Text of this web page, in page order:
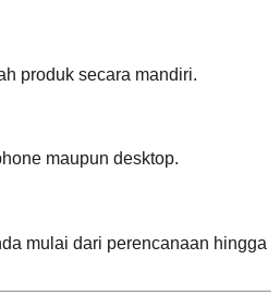
produk secara mandiri.
maupun desktop.
mulai dari perencanaan hingga